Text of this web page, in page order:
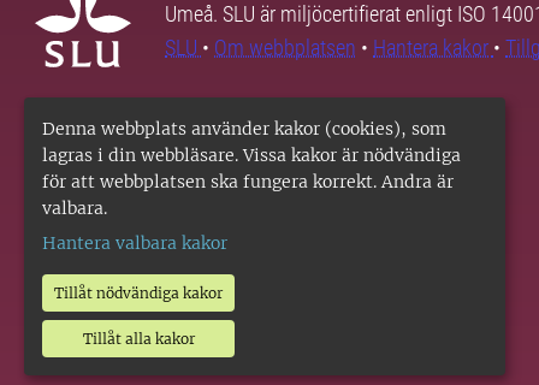
Denna webbplats använder kakor (cookies), som
lagras i din webbläsare. Vissa kakor är nödvändiga
för att webbplatsen ska fungera korrekt. Andra är
valbara.
Hantera valbara kakor
Tillåt nödvändiga kakor
Tillåt alla kakor
Umeå. SLU är miljöcertifierat enligt ISO
SLU • Om webbplatsen • Hantera kakor •